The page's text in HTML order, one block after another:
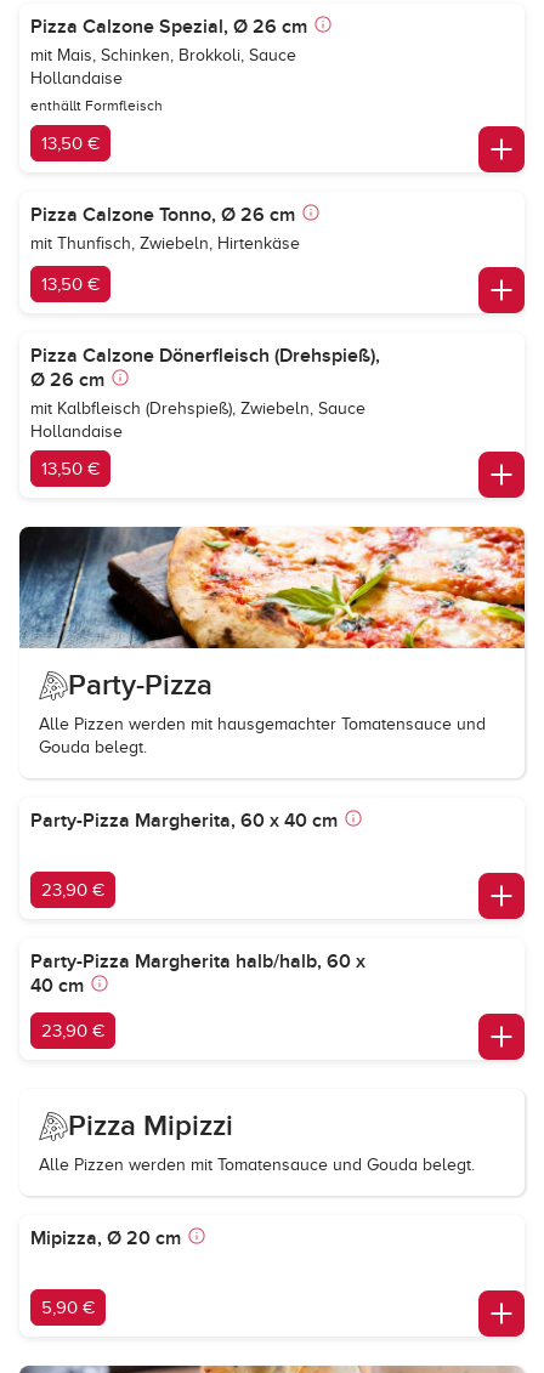
Pizza Calzone Spezial, Ø 26 cm
mit Mais, Schinken, Brokkoli, Sauce
Hollandaise
enthällt Formfleisch
13,50 €
Pizza Calzone Tonno, Ø 26 cm
mit Thunfisch, Zwiebeln, Hirtenkäse
13,50 €
Pizza Calzone Dönerfleisch (Drehspieß),
Ø 26 cm
mit Kalbfleisch (Drehspieß), Zwiebeln, Sauce
Hollandaise
13,50 €
Party-Pizza
Alle Pizzen werden mit hausgemachter Tomatensauce und
Gouda belegt.
Party-Pizza Margherita, 60 x 40 cm
23,90 €
Party-Pizza Margherita halb/halb, 60 x
40 cm
23,90 €
Pizza Mipizzi
Alle Pizzen werden mit Tomatensauce und Gouda belegt.
Mipizza, Ø 20 cm
5,90 €